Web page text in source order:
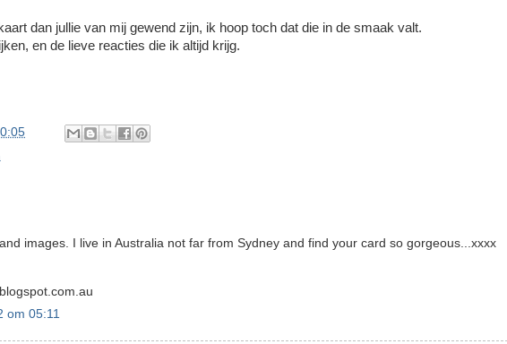
dan jullie van mij gewend zijn, ik hoop toch dat die in de smaak valt.
en de lieve reacties die ik altijd krijg.
images. I live in Australia not far from Sydney and find your card so gorgeous...xxxx
om 05:11